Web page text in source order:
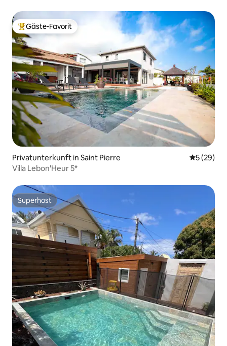
Beliebter Gäste-Favorit.
Gäste-Favorit
Privatunterkunft in Saint Pierre
5 (29)
Villa Lebon'Heur 5*
Superhost
Superhost